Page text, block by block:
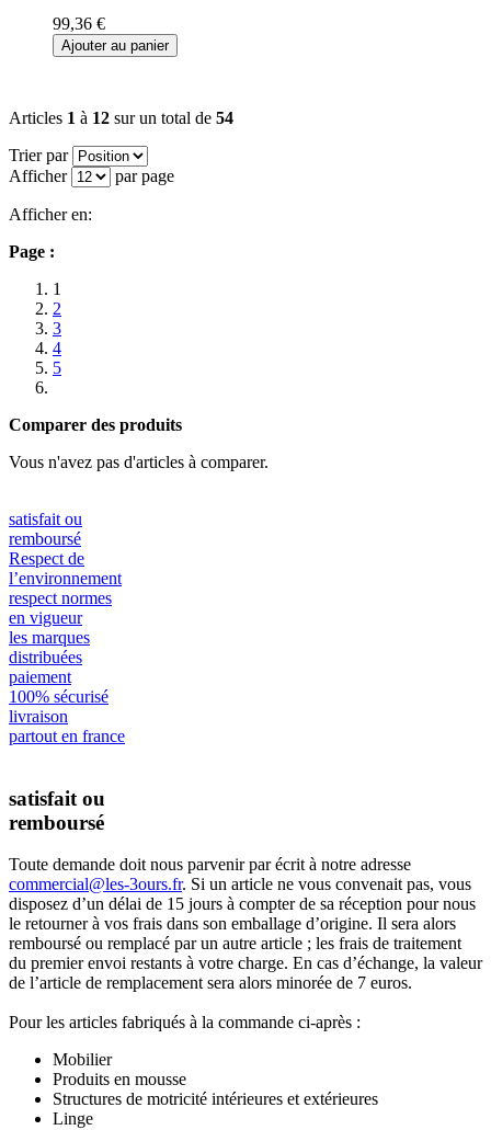
99,36 €
Ajouter au panier
Articles 1 à 12 sur un total de 54
Trier par
Afficher
par page
Afficher en:
Page :
1
2
3
4
5
Comparer des produits
Vous n'avez pas d'articles à comparer.
satisfait ou
remboursé
Respect de
l’environnement
respect normes
en vigueur
les marques
distribuées
paiement
100% sécurisé
livraison
partout en france
satisfait ou
remboursé
Toute demande doit nous parvenir par écrit à notre adresse
commercial@les-3ours.fr. Si un article ne vous convenait pas, vous
disposez d’un délai de 15 jours à compter de sa réception pour nous
le retourner à vos frais dans son emballage d’origine. Il sera alors
remboursé ou remplacé par un autre article ; les frais de traitement
du premier envoi restants à votre charge. En cas d’échange, la valeur
de l’article de remplacement sera alors minorée de 7 euros.
Pour les articles fabriqués à la commande ci-après :
Mobilier
Produits en mousse
Structures de motricité intérieures et extérieures
Linge